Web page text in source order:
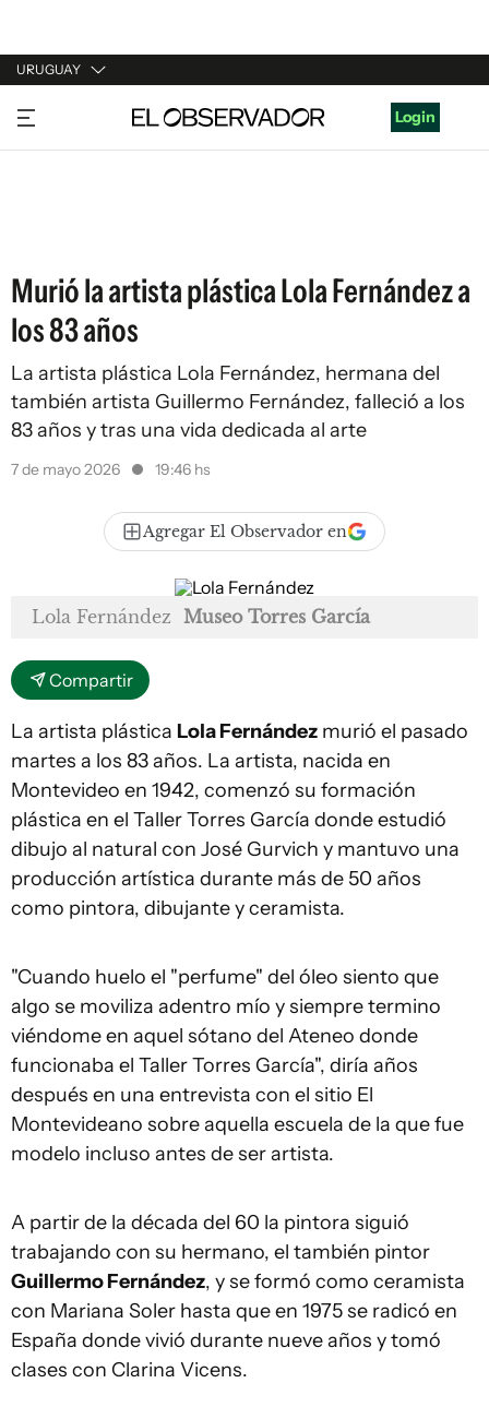
URUGUAY
URUGUAY
ARGENTINA
Login
Murió la artista plástica Lola Fernández a
los 83 años
La artista plástica Lola Fernández, hermana del
también artista Guillermo Fernández, falleció a los
83 años y tras una vida dedicada al arte
7 de mayo 2026 19:46 hs
Agregar El Observador en
Lola Fernández Museo Torres García
Compartir
La artista plástica Lola Fernández murió el pasado
martes a los 83 años. La artista, nacida en
Montevideo en 1942, comenzó su formación
plástica en el Taller Torres García donde estudió
dibujo al natural con José Gurvich y mantuvo una
producción artística durante más de 50 años
como pintora, dibujante y ceramista.
"Cuando huelo el "perfume" del óleo siento que
algo se moviliza adentro mío y siempre termino
viéndome en aquel sótano del Ateneo donde
funcionaba el Taller Torres García", diría años
después en una entrevista con el sitio El
Montevideano sobre aquella escuela de la que fue
modelo incluso antes de ser artista.
A partir de la década del 60 la pintora siguió
trabajando con su hermano, el también pintor
Guillermo Fernández, y se formó como ceramista
con Mariana Soler hasta que en 1975 se radicó en
España donde vivió durante nueve años y tomó
clases con Clarina Vicens.